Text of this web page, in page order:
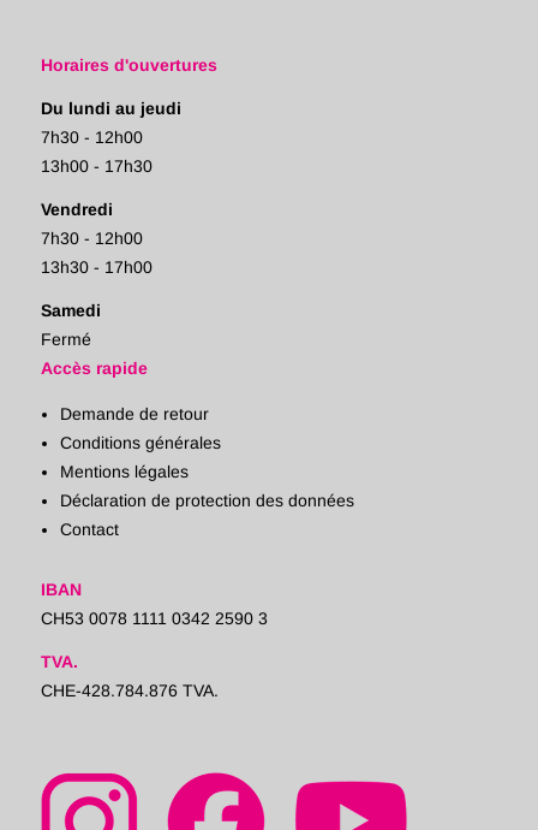
Horaires d'ouvertures
Du lundi au jeudi
7h30 - 12h00
13h00 - 17h30
Vendredi
7h30 - 12h00
13h30 - 17h00
Samedi
Fermé
Accès rapide
Demande de retour
Conditions générales
Mentions légales
Déclaration de protection des données
Contact
IBAN
CH53 0078 1111 0342 2590 3
TVA.
CHE-428.784.876 TVA.